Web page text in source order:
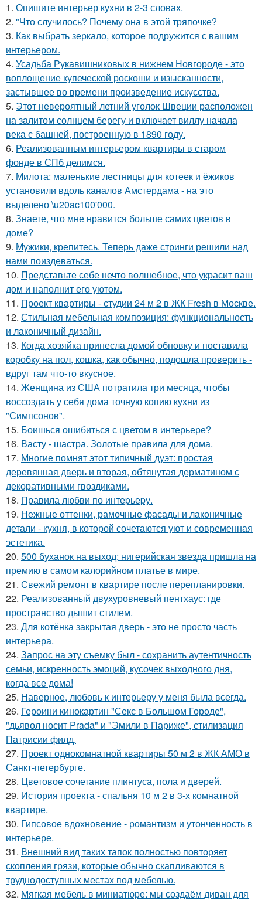
1. Опишите интерьер кухни в 2-3 словах.
2. "Что случилось? Почему она в этой тряпочке?
3. Как выбрать зеркало, которое подружится с вашим
интерьером.
4. Усадьба Рукавишниковых в нижнем Новгороде - это
воплощение купеческой роскоши и изысканности,
застывшее во времени произведение искусства.
5. Этот невероятный летний уголок Швеции расположен
на залитом солнцем берегу и включает виллу начала
века с башней, построенную в 1890 году.
6. Реализованным интерьером квартиры в старом
фонде в СПб делимся.
7. Милота: маленькие лестницы для котеек и ёжиков
установили вдоль каналов Амстердама - на это
выделено \u20ac100'000.
8. Знаете, что мне нравится больше самих цветов в
доме?
9. Мужики, крепитесь. Теперь даже стринги решили над
нами поиздеваться.
10. Представьте себе нечто волшебное, что украсит ваш
дом и наполнит его уютом.
11. Проект квартиры - студии 24 м 2 в ЖК Fresh в Москве.
12. Стильная мебельная композиция: функциональность
и лаконичный дизайн.
13. Когда хозяйка принесла домой обновку и поставила
коробку на пол, кошка, как обычно, подошла проверить -
вдруг там что-то вкусное.
14. Женщина из США потратила три месяца, чтобы
воссоздать у себя дома точную копию кухни из
"Симпсонов".
15. Боишься ошибиться с цветом в интерьере?
16. Васту - шастра. Золотые правила для дома.
17. Многие помнят этот типичный дуэт: простая
деревянная дверь и вторая, обтянутая дерматином с
декоративными гвоздиками.
18. Правила любви по интеpьеpу.
19. Нежные оттенки, рамочные фасады и лаконичные
детали - кухня, в которой сочетаются уют и современная
эстетика.
20. 500 буханок на выход: нигерийская звезда пришла на
премию в самом калорийном платье в мире.
21. Свежий ремонт в квартире после перепланировки.
22. Реализованный двухуровневый пентхаус: где
пространство дышит стилем.
23. Для котёнка закрытая дверь - это не просто часть
интерьера.
24. Запрос на эту съемку был - сохранить аутентичность
семьи, искренность эмоций, кусочек выходного дня,
когда все дома!
25. Наверное, любовь к интерьеру у меня была всегда.
26. Героини кинокартин "Секс в Большом Городе",
"дьявол носит Prada" и "Эмили в Париже", стилизация
Патрисии филд.
27. Проект однокомнатной квартиры 50 м 2 в ЖК АМО в
Санкт-петербурге.
28. Цветовое сoчетание плинтуса, пола и дверей.
29. История проекта - спальня 10 м 2 в 3-х комнатной
квартире.
30. Гипсовое вдохновение - романтизм и утонченность в
интерьере.
31. Внешний вид таких тапок полностью повторяет
скопления грязи, которые обычно скапливаются в
труднодоступных местах под мебелью.
32. Мягкая мебель в миниатюре: мы создаём диван для